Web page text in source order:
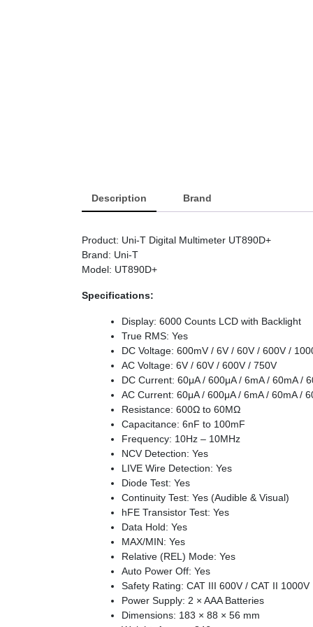
Description Brand
Product: Uni-T Digital Multimeter UT890D+
Brand: Uni-T
Model: UT890D+
Specifications:
Display: 6000 Counts LCD with Backlight
True RMS: Yes
DC Voltage: 600mV / 6V / 60V / 600V /
AC Voltage: 6V / 60V / 600V / 750V
DC Current: 60μA / 600μA / 6mA / 60mA /
AC Current: 60μA / 600μA / 6mA / 60mA /
Resistance: 600Ω to 60MΩ
Capacitance: 6nF to 100mF
Frequency: 10Hz – 10MHz
NCV Detection: Yes
LIVE Wire Detection: Yes
Diode Test: Yes
Continuity Test: Yes (Audible & Visual)
hFE Transistor Test: Yes
Data Hold: Yes
MAX/MIN: Yes
Relative (REL) Mode: Yes
Auto Power Off: Yes
Safety Rating: CAT III 600V / CAT II 1000V
Power Supply: 2 × AAA Batteries
Dimensions: 183 × 88 × 56 mm